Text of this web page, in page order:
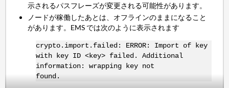
示されるパスフレーズが変更される可能性があります。
ノードが稼働したあとは、オフラインのままになること
があります。EMS では次のように表示されます
crypto.import.failed: ERROR: Import of key
with key ID <key> failed. Additional
information: wrapping key not
found.